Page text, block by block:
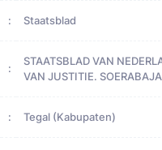
: Staatsblad
:
STAATSBLAD VAN
VAN JUSTITIE. SOERABAJA
: Tegal (Kabupaten)